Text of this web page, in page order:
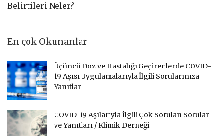
Belirtileri Neler?
En çok Okunanlar
Üçüncü Doz ve Hastalığı Geçirenlerde COVID-
19 Aşısı Uygulamalarıyla İlgili Sorularınıza
Yanıtlar
COVID-19 Aşılarıyla İlgili Çok Sorulan Sorular
ve Yanıtları / Klimik Derneği